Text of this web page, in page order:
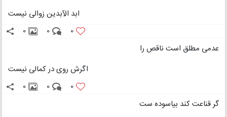
ابد الآبدین زوالی نیست
0
0
0
عدمی مطلق است ناقص را
اگرش روی در کمالی نیست
0
0
0
گر قناعت کند بیاسوده ست